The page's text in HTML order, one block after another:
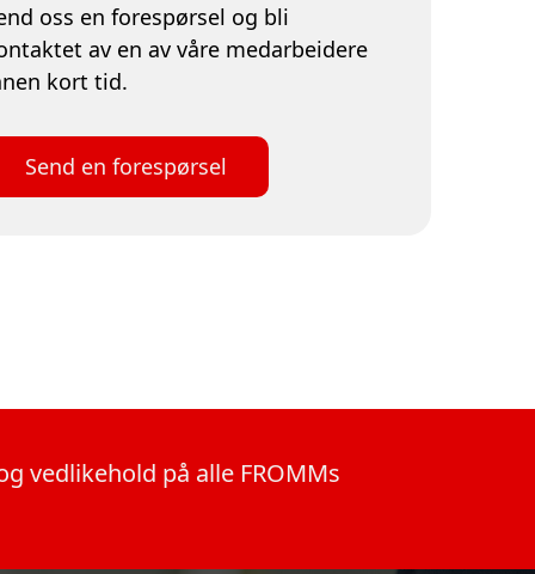
oss en forespørsel og bli
av en av våre medarbeidere
kort tid.
Send en forespørsel
vedlikehold på alle FROMMs